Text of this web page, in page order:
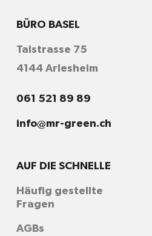
BÜRO BASEL
Talstrasse 75
4144 Arlesheim
061 521 89 89
info@mr-green.ch
AUF DIE SCHNELLE
Häufig gestellte
Fragen
AGBs